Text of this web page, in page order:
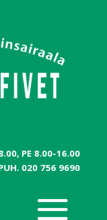
PE 8.00-16.00
020 756 9690